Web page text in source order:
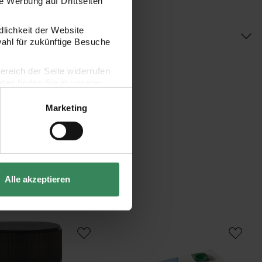
der Website
für zukünftige Besuche
der Seite widerrufen
Marketing
Alle akzeptieren
transparent